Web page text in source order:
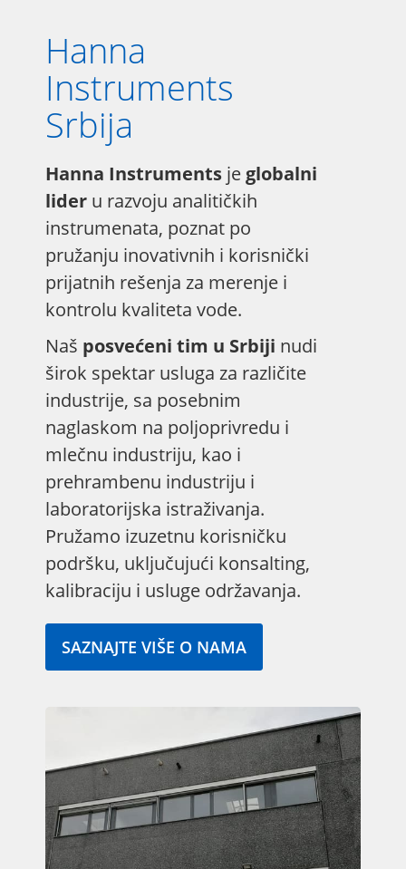
Hanna
Instruments
Srbija
Hanna Instruments je globalni
lider u razvoju analitičkih
instrumenata, poznat po
pružanju inovativnih i korisnički
prijatnih rešenja za merenje i
kontrolu kvaliteta vode.
Naš posvećeni tim u Srbiji nudi
širok spektar usluga za različite
industrije, sa posebnim
naglaskom na poljoprivredu i
mlečnu industriju, kao i
prehrambenu industriju i
laboratorijska istraživanja.
Pružamo izuzetnu korisničku
podršku, uključujući konsalting,
kalibraciju i usluge održavanja.
SAZNAJTE VIŠE O NAMA